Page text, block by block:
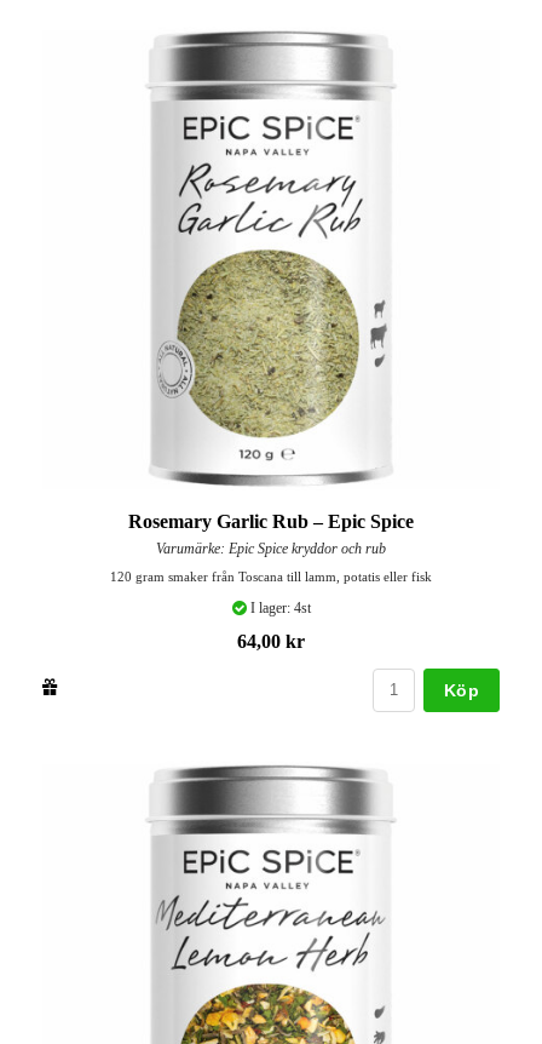
Rosemary Garlic Rub – Epic Spice
Varumärke: Epic Spice kryddor och rub
120 gram smaker från Toscana till lamm, potatis eller fisk
I lager: 4st
64,00 kr
Köp